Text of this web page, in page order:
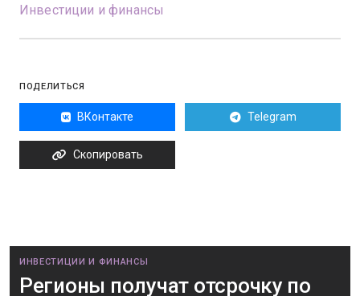
Инвестиции и финансы
ПОДЕЛИТЬСЯ
ВКонтакте Telegram
Скопировать
ИНВЕСТИЦИИ И ФИНАНСЫ
Регионы получат отсрочку по